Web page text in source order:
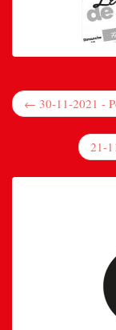
← 30-11-2021 -
21-